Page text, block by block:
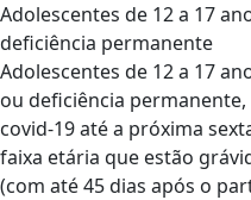
Adolescentes de 12 a 17
deficiência permanente
Adolescentes de 12 a 17
ou deficiência
covid-19 até a próxima
faixa etária que estão
(com até 45 dias após o